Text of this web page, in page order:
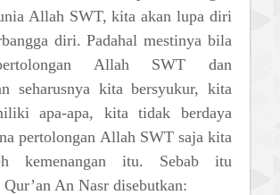
Allah SWT, kita akan lupa diri
diri. Padahal mestinya bila
Allah SWT dan
seharusnya kita bersyukur, kita
apa-apa, kita tidak berdaya
pertolongan Allah SWT saja kita
kemenangan itu. Sebab itu
An Nasr disebutkan: